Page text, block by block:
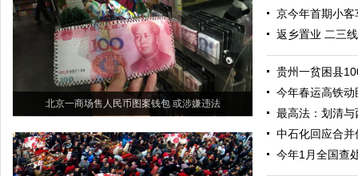
北京一商场售人民币图案钱包 或涉嫌违法
京今年首期小
返乡置业 二三
贵州一贫困县
今年春运高铁动
最高法：划清与
中石化回应合
今年1月全国查